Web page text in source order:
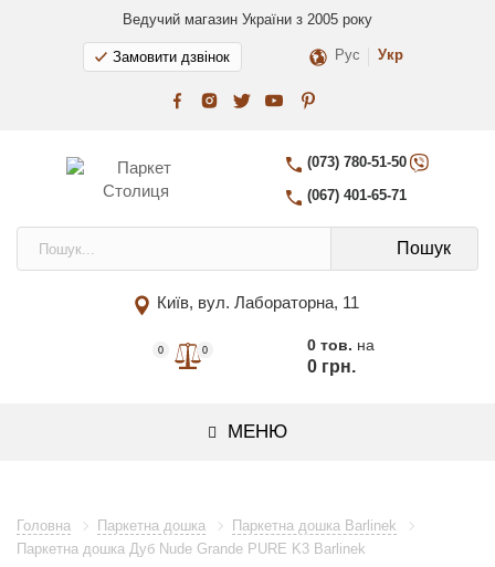
Ведучий магазин України з 2005 року
Рус Укр
Замовити дзвінок
(073) 780-51-50
(067) 401-65-71
Пошук
Київ, вул. Лабораторна, 11
0 0 0 тов. на
0 грн.
МЕНЮ
Головна Паркетна дошка
Паркетна дошка Barlinek
Паркетна дошка Дуб Nude Grande PURE K3 Barlinek